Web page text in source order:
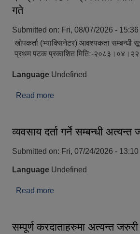
गते
Submitted on: Fri, 08/07/2026 - 15:36
खोपकर्ता (भ्याक्सिनेटर) आवश्यकता सम्बन्धी
प्रथम पटक प्रकाशित मितिः-
Language Undefined
Read more
व्यवसाय दर्ता गर्ने सम्बन्धी
Submitted on: Fri, 07/24/2026 - 13:10
Language Undefined
Read more
सम्पूर्ण करदाताहरुमा अत्यन्त